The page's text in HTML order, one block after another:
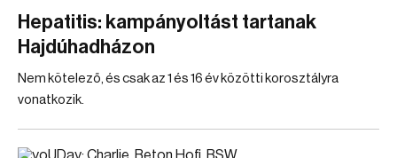
Hepatitis: kampányoltást tartanak
Hajdúhadházon
Nem kötelező, és csak az 1 és 16 év közötti korosztályra
vonatkozik.